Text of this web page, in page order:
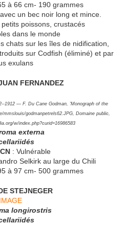
à 66 cm- 190 grammes
un bec noir long et mince.
poissons, crustacés
dans le monde
chats sur les îles de nidification,
sur Codfish (éliminé) et par
exulans
FERNANDEZ
1912 — F. Du Cane Godman, 'Monograph of the
godmanpetrels62.JPG, Domaine public,
w/index.php?curid=16986583
externa
: Vulnérable
Selkirk au large du Chili
à 97 cm- 500 grammes
STEJNEGER
IMAGE
longirostris